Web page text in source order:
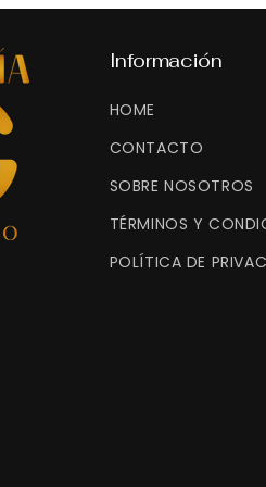
Información
HOME
CONTACTO
SOBRE NOSOTROS
TÉRMINOS Y
POLÍTICA DE